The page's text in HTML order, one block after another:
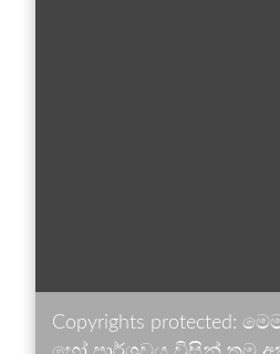
Copyrights